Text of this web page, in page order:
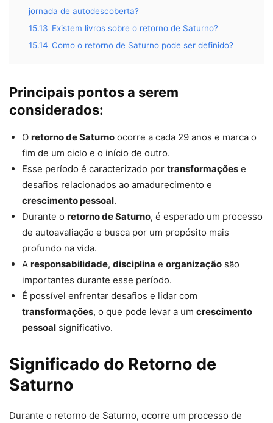
jornada de autodescoberta?
15.13 Existem livros sobre o retorno de Saturno?
15.14 Como o retorno de Saturno pode ser definido?
Principais pontos a serem
considerados:
O retorno de Saturno ocorre a cada 29 anos e marca o
fim de um ciclo e o início de outro.
Esse período é caracterizado por transformações e
desafios relacionados ao amadurecimento e
crescimento pessoal.
Durante o retorno de Saturno, é esperado um processo
de autoavaliação e busca por um propósito mais
profundo na vida.
A responsabilidade, disciplina e organização são
importantes durante esse período.
É possível enfrentar desafios e lidar com
transformações, o que pode levar a um crescimento
pessoal significativo.
Significado do Retorno de
Saturno
Durante o retorno de Saturno, ocorre um processo de